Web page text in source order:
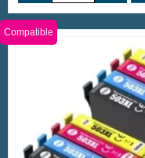
Compatible